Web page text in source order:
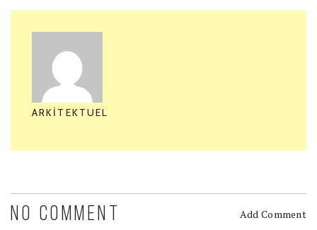
ARKITEKTUEL
NO COMMENT Add Comment